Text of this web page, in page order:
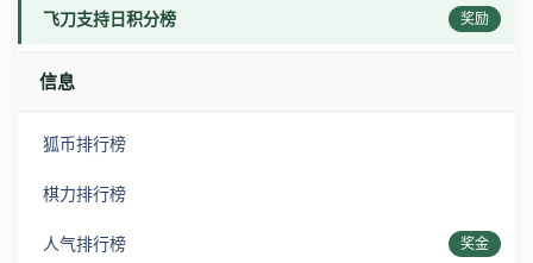
飞刀支持日积分榜 奖励
信息
狐币排行榜
棋力排行榜
人气排行榜 奖金